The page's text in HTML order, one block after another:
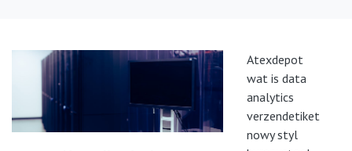
Atexdepot
wat is data
analytics
verzendetiket
nowy styl